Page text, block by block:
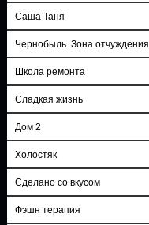
Саша Таня
Чернобыль. Зона отчуждения
Школа ремонта
Сладкая жизнь
Дом 2
Холостяк
Сделано со вкусом
Фэшн терапия